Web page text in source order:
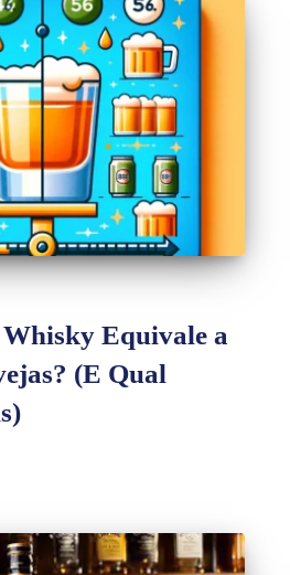
Whisky Equivale a
(E Qual